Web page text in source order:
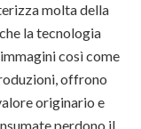
molta della
la tecnologia
così come
offrono
originario e
perdono il